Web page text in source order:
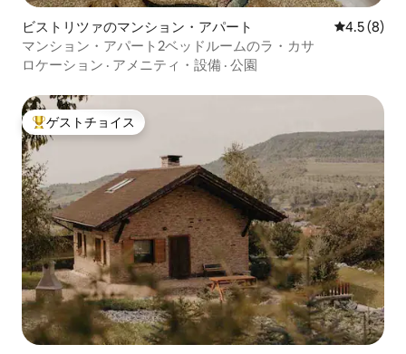
ビストリツァのマンション・アパート レビュー8
4.5 (8)
マンション・アパート2ベッドルームのラ・カサ
ロケーション · アメニティ・設備 · 公園
大好評のゲストチョイスです。
ゲストチョイス